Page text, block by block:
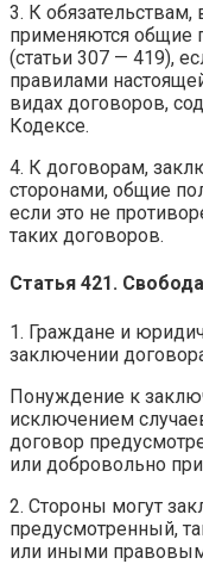
3. К
применяются общие
(статьи 307 — 419),
правилами
видах договоров,
Кодексе.
4. К договорам,
сторонами, общие
если это не
таких договоров.
Статья 421.
1. Граждане и
заключении
Понуждение к
исключением
договор
или добровольно
2. Стороны могут
предусмотренный,
или иными